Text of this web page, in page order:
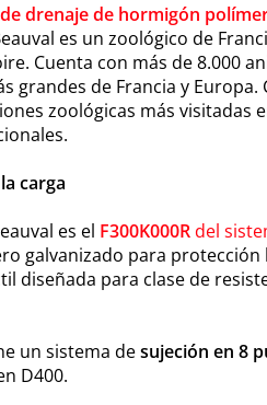
drenaje de hormigón
es un zoológico de
Cuenta con más de 8.000
de Francia y Europa.
zoológicas más visitadas
carga
es el F300K000Rdel
galvanizado para protección
diseñada para clase de
un sistema desujeción en 8
D400.